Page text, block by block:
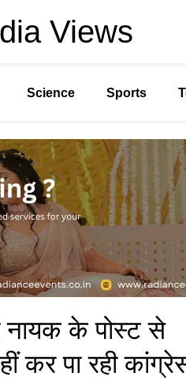
Views
Science Sports
नायक के पोस्ट से
कर पा रही